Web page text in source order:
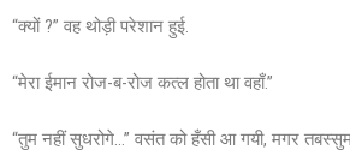
“क्यों ?” वह थोड़ी परेशान हुई.
“मेरा ईमान रोज-ब-रोज कत्ल होता था वहाँ.”
“तुम नहीं सुधरोगे…” वसंत को हँसी आ गयी, मगर